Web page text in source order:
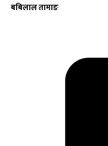
बबिलाल तामाङ